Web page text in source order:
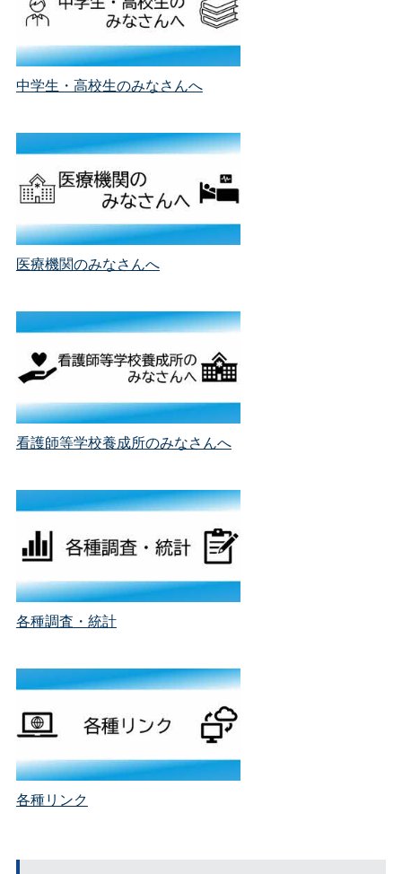
中学生・高校生のみなさんへ
医療機関のみなさんへ
看護師等学校養成所のみなさんへ
各種調査 ・統計
各種リンク